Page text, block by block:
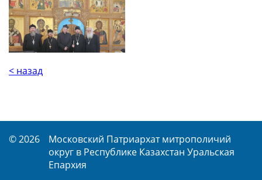
< назад
© 2026
Московский Патриархат митрополичий
округ в Республике Казахстан Уральская
Епархия